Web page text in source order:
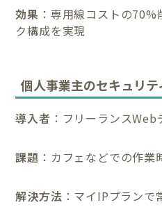
効果 ：専用線コストの
ク構成を実現
個人事業主のセキュリ
導入者 ：フリーランスWeb
課題 ：カフェなどでの作
解決方法 ：マイIPプランで